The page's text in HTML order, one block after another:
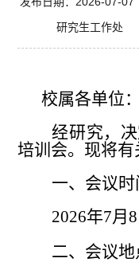
研究生工作处
校属各单位：
经研究，
培训会。现将有
一、会议时
2026年7月8
二、会议地